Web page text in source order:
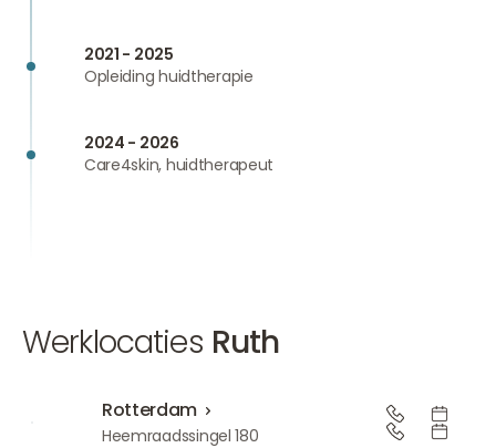
2021 - 2025
Opleiding huidtherapie
2024 - 2026
Care4skin, huidtherapeut
Werklocaties Ruth
Rotterdam
Rotterdam
Heemraadssingel 180